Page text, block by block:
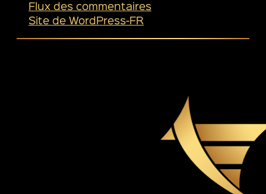
Flux des commentaires
Site de WordPress-FR